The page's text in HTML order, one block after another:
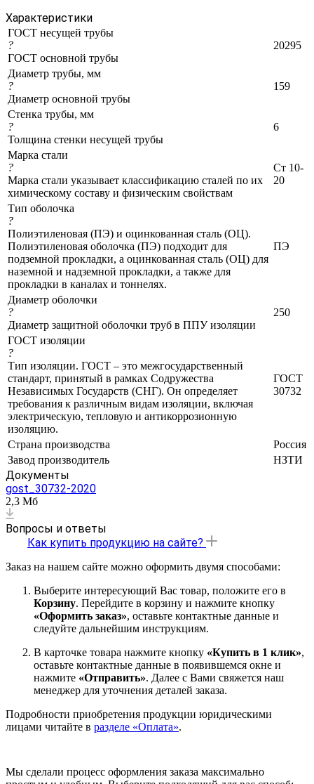
Характеристики
ГОСТ несущей трубы
?
ГОСТ основной трубы
20295
Диаметр трубы, мм
?
Диаметр основной трубы
159
Стенка трубы, мм
?
Толщина стенки несущей трубы
6
Марка стали
?
Марка стали указывает классификацию сталей по их
химическому составу и физическим свойствам
Ст 10-
20
Тип оболочка
?
Полиэтиленовая (ПЭ) и оцинкованная сталь (ОЦ).
Полиэтиленовая оболочка (ПЭ) подходит для
подземной прокладки, а оцинкованная сталь (ОЦ) для
наземной и надземной прокладки, а также для
прокладки в каналах и тоннелях.
ПЭ
Диаметр оболочки
?
Диаметр защитной оболочки труб в ППУ изоляции
250
ГОСТ изоляции
?
Тип изоляции. ГОСТ – это межгосударственный
стандарт, принятый в рамках Содружества
Независимых Государств (СНГ). Он определяет
требования к различным видам изоляции, включая
электрическую, тепловую и антикоррозионную
изоляцию.
ГОСТ
30732
Страна производства
Россия
Завод производитель
НЗТИ
Документы
gost_30732-2020
2,3 Мб
Вопросы и ответы
Как купить продукцию на сайте?
Заказ на нашем сайте можно оформить двумя способами:
Выберите интересующий Вас товар, положите его в
Корзину. Перейдите в корзину и нажмите кнопку
«Оформить заказ», оставьте контактные данные и
следуйте дальнейшим инструкциям.
В карточке товара нажмите кнопку «Купить в 1 клик»,
оставьте контактные данные в появившемся окне и
нажмите «Отправить». Далее с Вами свяжется наш
менеджер для уточнения деталей заказа.
Подробности приобретения продукции юридическими
лицами читайте в разделе «Оплата».
Мы сделали процесс оформления заказа максимально